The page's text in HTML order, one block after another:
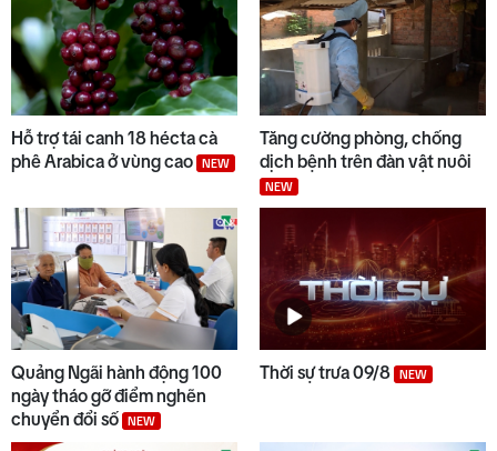
Hỗ trợ tái canh 18 hécta cà
phê Arabica ở vùng cao
NEW
Tăng cường phòng, chống
dịch bệnh trên đàn vật nuôi
NEW
Quảng Ngãi hành động 100
ngày tháo gỡ điểm nghẽn
chuyển đổi số
NEW
Thời sự trưa 09/8 NEW